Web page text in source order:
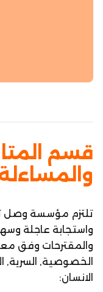
قسم
تلتزم مؤسسة وصل
واستجابة عاجلة
والمقترحات وفق
الخصوصية, السرية,
الانسان: